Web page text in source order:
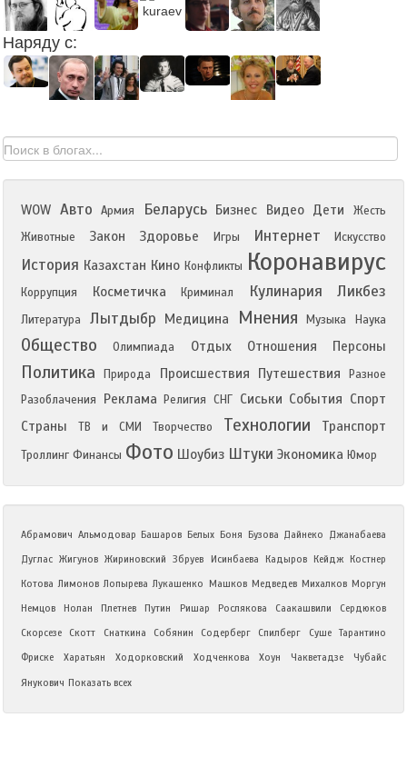
Наряду с:
WOW Авто Армия Беларусь Бизнес Видео Дети
Жесть
Животные
Закон Здоровье Игры Интернет Искусство
История Казахстан Кино Конфликты Коронавирус
Коррупция Косметичка Криминал Кулинария Ликбез
Литература Лытдыбр Медицина Мнения Музыка Наука
Общество Олимпиада Отдых Отношения Персоны
Политика Природа Происшествия Путешествия
Разное
Разоблачения
Реклама Религия СНГ Сиськи События Спорт
Страны
ТВ и СМИ Творчество Технологии Транспорт
Троллинг Финансы Фото Шоубиз Штуки Экономика Юмор
Абрамович Альмодовар Башаров Белых Боня Бузова Дайнеко Джанабаева
Дуглас Жигунов Жириновский Збруев Исинбаева Кадыров Кейдж Костнер
Котова Лимонов Лопырева Лукашенко Машков Медведев Михалков Моргун
Немцов
Нолан Плетнев Путин Ришар Рослякова Саакашвили
Сердюков
Скорсезе
Скотт Снаткина Собянин Содерберг Спилберг Суше Тарантино
Фриске
Харатьян Ходорковский Ходченкова Хоун Чакветадзе
Чубайс
Янукович Показать всех